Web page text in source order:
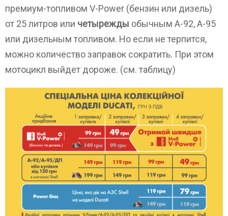
премиум-топливом V-Power (бензин или дизель)
от 25 литров или четырежды обычным А-92, А-95
или дизельным топливом. Но если не терпится,
можно количество заправок сократить. При этом
мотоцикл выйдет дороже. (см. таблицу)